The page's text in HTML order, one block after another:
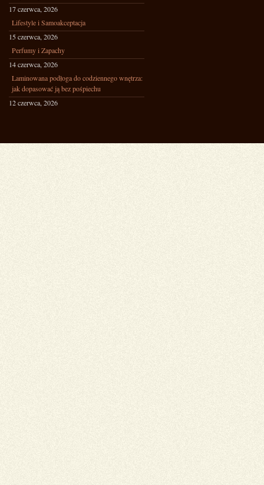
17 czerwca, 2026
Lifestyle i Samoakceptacja
15 czerwca, 2026
Perfumy i Zapachy
14 czerwca, 2026
Laminowana podłoga do codziennego wnętrza:
jak dopasować ją bez pośpiechu
12 czerwca, 2026